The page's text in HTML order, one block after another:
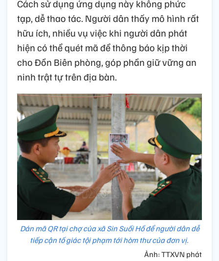
Cách sử dụng ứng dụng này không phức
tạp, dễ thao tác. Người dân thấy mô hình rất
hữu ích, nhiều vụ việc khi người dân phát
hiện có thể quét mã để thông báo kịp thời
cho Đồn Biên phòng, góp phần giữ vững an
ninh trật tự trên địa bàn.
Dán mã QR tại chợ của xã Sin Suối Hồ để người dân dễ
tiếp cận tố giác tội phạm tới hòm thư của đơn vị.
Ảnh: TTXVN phát